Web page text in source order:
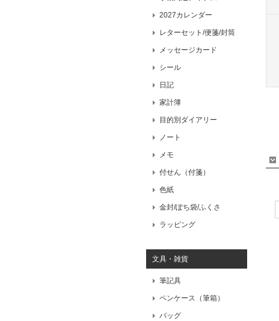
2027カレンダー
レターセット/便箋/封筒
メッセージカード
シール
日記
家計簿
目的別ダイアリー
ノート
メモ
付せん（付箋）
色紙
金封/ぽち袋/ふくさ
ラッピング
文具・雑貨
筆記具
ペンケース（筆箱）
バッグ